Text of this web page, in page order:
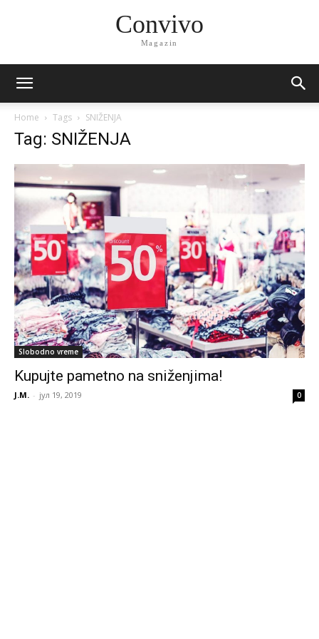
Convivo
Magazin
Home Tags SNIŽENJA
Tag: SNIŽENJA
Slobodno vreme
Kupujte pametno na sniženjima!
J.M. - јул 19, 2019 0